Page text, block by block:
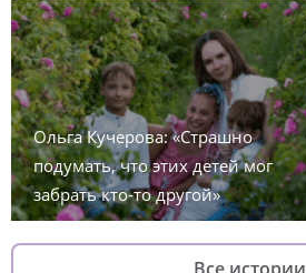
Ольга Кучерова: «Страшно
подумать, что этих детей мог
забрать кто-то другой»